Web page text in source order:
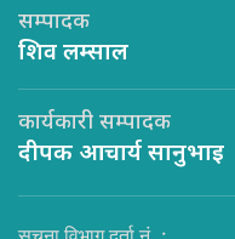
सम्पादक
शिव लम्साल
कार्यकारी सम्पादक
दीपक आचार्य सानुभाइ